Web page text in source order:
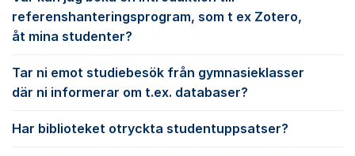
referenshanteringsprogram, som t ex Zotero,
åt mina studenter?
Tar ni emot studiebesök från gymnasieklasser
där ni informerar om t.ex. databaser?
Har biblioteket otryckta studentuppsatser?